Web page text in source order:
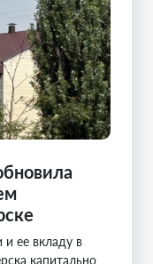
и ее вкладу в
капитально